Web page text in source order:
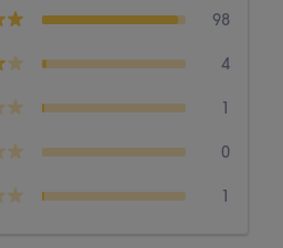
98
4
1
0
1